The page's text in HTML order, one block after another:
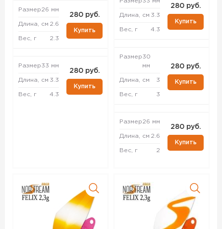
Размер26 мм
Длина, см 2.6
Вес, г 2.3
280 руб.
Купить
Размер33 мм
Длина, см 3.3
Вес, г 4.3
280 руб.
Купить
Длина, см 3.3
Вес, г 4.3
280 руб.
Купить
Размер30
мм
Длина, см 3
Вес, г 3
280 руб.
Купить
Размер26 мм
Длина, см 2.6
Вес, г 2
280 руб.
Купить